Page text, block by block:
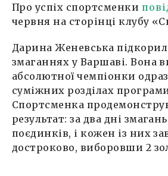
Про успіх спортсменки
червня на сторінці клубу
Дарина Женевська
змаганнях у Варшаві. Вона
абсолютної чемпіонки
суміжних розділах
Спортсменка
результат: за два дні
поєдинків, і кожен із них
достроково, виборовши 2